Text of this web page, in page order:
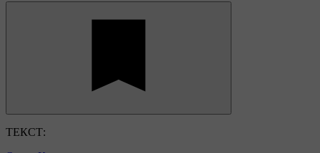
ТЕКСТ: